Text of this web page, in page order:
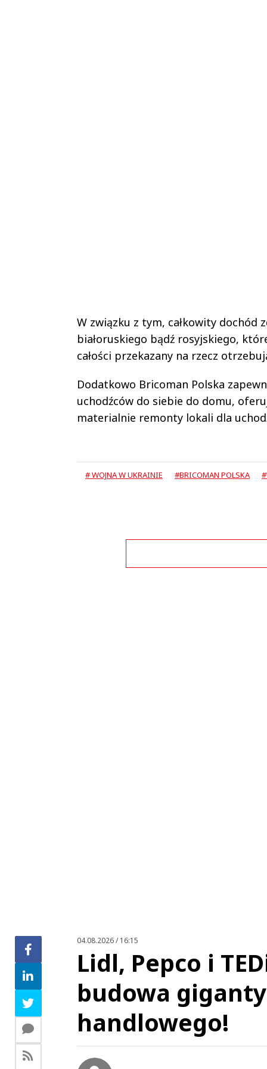
W związku z tym, całkowity dochód
białoruskiego bądź rosyjskiego,
całości przekazany na rzecz
Dodatkowo Bricoman Polska
uchodźców do siebie do domu,
materialnie remonty lokali dla
# WOJNA W UKRAINIE #BRICOMAN POLSKA
04.08.2026 / 16:15
Lidl, Pepco i
budowa
handlowego!